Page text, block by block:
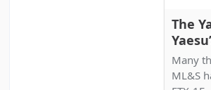
The
818
Many
ML&S